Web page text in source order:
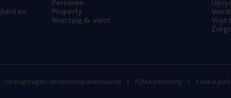
en Pro­per­ty
Voer­tuig& vloot Vrije
Gedragsregels verzekeringsmakelaardij FSMA Erkenning Cookie